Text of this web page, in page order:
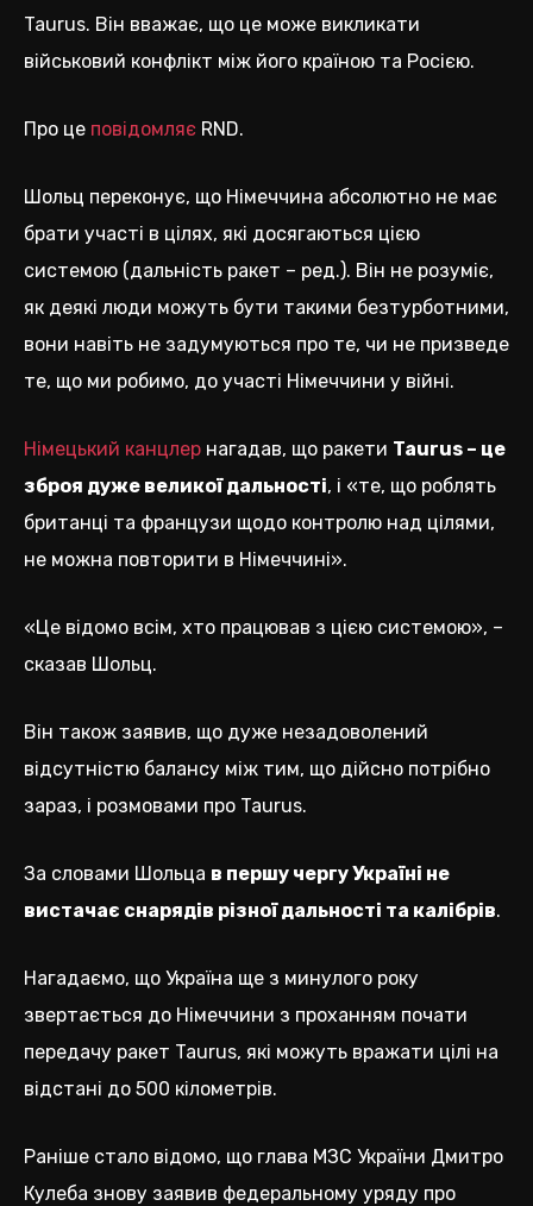
Taurus. Він вважає, що це може викликати
військовий конфлікт між його країною та Росією.
Про це повідомляє RND.
Шольц переконує, що Німеччина абсолютно не має
брати участі в цілях, які досягаються цією
системою (дальність ракет – ред.). Він не розуміє,
як деякі люди можуть бути такими безтурботними,
вони навіть не задумуються про те, чи не призведе
те, що ми робимо, до участі Німеччини у війні.
Німецький канцлер нагадав, що ракети Taurus – це
зброя дуже великої дальності, і «те, що роблять
британці та французи щодо контролю над цілями,
не можна повторити в Німеччині».
«Це відомо всім, хто працював з цією системою», –
сказав Шольц.
Він також заявив, що дуже незадоволений
відсутністю балансу між тим, що дійсно потрібно
зараз, і розмовами про Taurus.
За словами Шольца в першу чергу Україні не
вистачає снарядів різної дальності та калібрів.
Нагадаємо, що Україна ще з минулого року
звертається до Німеччини з проханням почати
передачу ракет Taurus, які можуть вражати цілі на
відстані до 500 кілометрів.
Раніше стало відомо, що глава МЗС України Дмитро
Кулеба знову заявив федеральному уряду про